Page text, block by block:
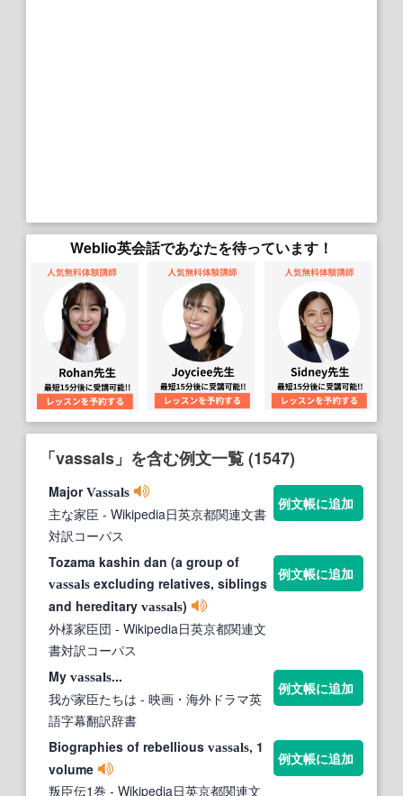
Weblio英会話であなたを待っています！
「vassals」を含む例文一覧 (1547)
MajorVassals
主な家臣 - Wikipedia日英京都関連文書
対訳コーパス
例文帳に追加
Tozama kashin dan (a group of
vassals excluding relatives, siblings
and hereditary vassals)
外様家臣団 - Wikipedia日英京都関連文
書対訳コーパス
例文帳に追加
My vassals...
我が家臣たちは - 映画・海外ドラマ英
語字幕翻訳辞書
例文帳に追加
Biographies of rebellious vassals, 1
volume
叛臣伝1巻 - Wikipedia日英京都関連文
例文帳に追加